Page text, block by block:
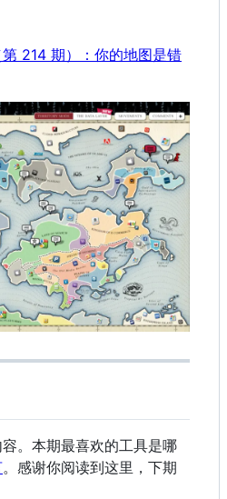
214 期）：你的地图是错
。本期最喜欢的工具是哪
。感谢你阅读到这里，下期